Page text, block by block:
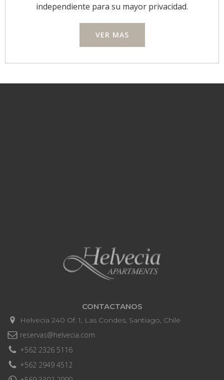
independiente para su mayor privacidad.
VER MAS
CONTACTANOS
Helvecia 240 Of. 1, Las Condes, Santiago, Chile
reservas@helvecia.com
+562 2326 5116
+562 2949 4512